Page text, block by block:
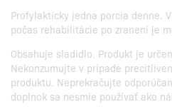
Profylakticky jedna porcia denne.
počas rehabilitácie po zranení je
Obsahuje sladidlo. Produkt je
Nekonzumujte v prípade
produktu. Neprekračujte
doplnok sa nesmie používať ako